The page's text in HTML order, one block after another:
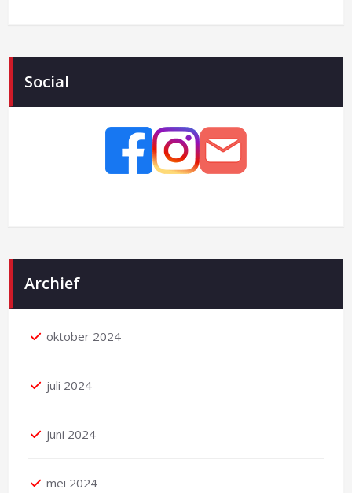
Social
Archief
oktober 2024
juli 2024
juni 2024
mei 2024